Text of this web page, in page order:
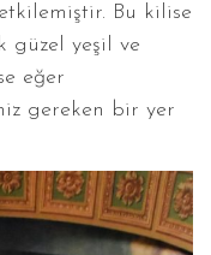
Bu kilise
güzel yeşil ve
eğer
gereken bir yer